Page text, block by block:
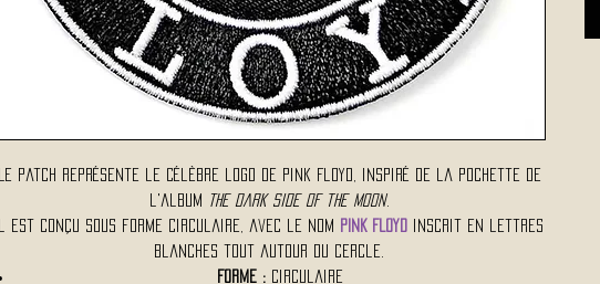
Le patch représente le célèbre logo de Pink Floyd, inspiré de la pochette de
l'album
The Dark Side of the Moon.
Il est conçu sous forme circulaire, avec le nom
PINK FLOYD
inscrit en lettres
blanches tout autour du cercle.
Forme : Circulaire